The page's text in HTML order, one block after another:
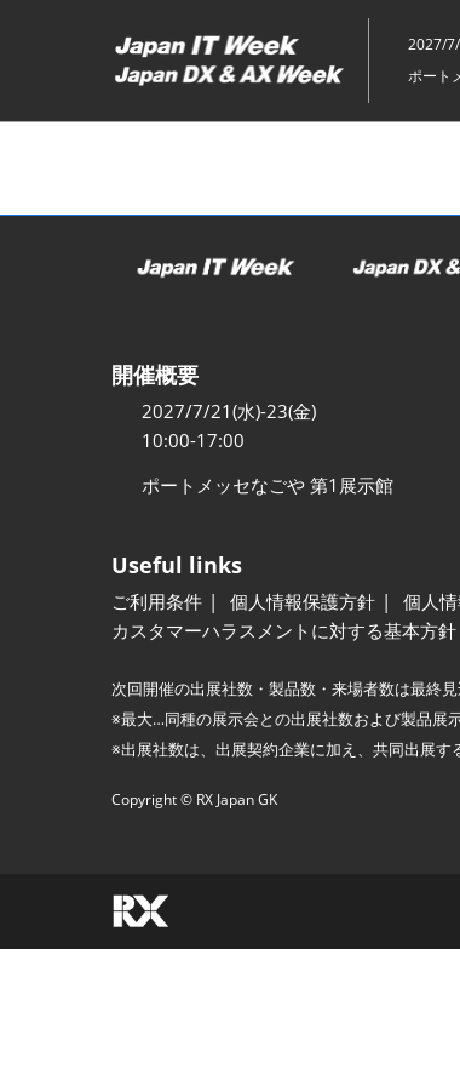
キ
ッ
2027/
ポート
開催概要
2027/7/21(水)-23(金)
10:00-17:00
ポートメッセなごや 第1展示館
Useful links
ご利用条件 個人情報保護方針 個人
カスタマーハラスメントに対する基本方針
次回開催の出展社数・製品数・来場者数は最終
※最大…同種の展示会との出展社数および製品展示
※出展社数は、出展契約企業に加え、共同出展す
Copyright © RX Japan GK